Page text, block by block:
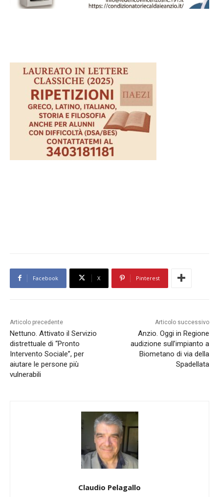
Facebook X Pinterest
Articolo precedente
Nettuno. Attivato il Servizio
distrettuale di “Pronto
Intervento Sociale”, per
aiutare le persone più
vulnerabili
Articolo successivo
Anzio. Oggi in Regione
audizione sull’impianto a
Biometano di via della
Spadellata
Claudio Pelagallo